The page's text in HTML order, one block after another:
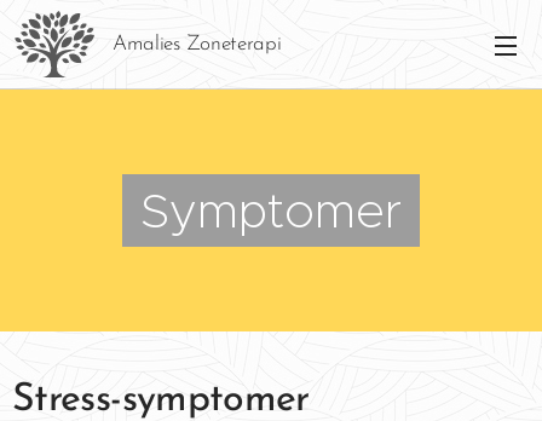
Amalies Zoneterapi
Symptomer
Stress-symptomer